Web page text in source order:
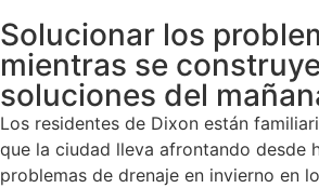
Solucionar los
mientras se
soluciones del
Los residentes de Dixon están
que la ciudad lleva afrontando desde
problemas de drenaje en invierno en